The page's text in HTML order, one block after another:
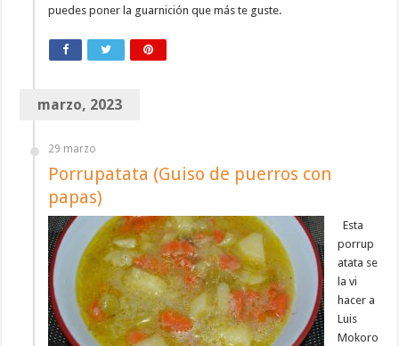
puedes poner la guarnición que más te guste.
marzo, 2023
29 marzo
Porrupatata (Guiso de puerros con
papas)
Esta
porrup
atata se
la vi
hacer a
Luis
Mokoro